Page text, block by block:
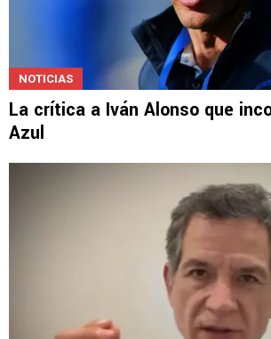
NOTICIAS
La crítica a Iván Alonso que
Azul